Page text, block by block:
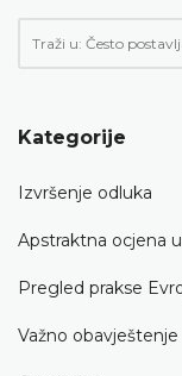
Kategorije
Izvršenje odluka
Apstraktna ocjena
Pregled prakse
Važno obavještenje